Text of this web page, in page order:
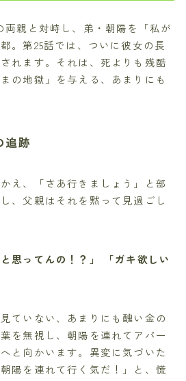
両親と対峙し、弟・朝陽を「私が
。第25話では、ついに彼女の長
れます。それは、死よりも残酷
の地獄」を与える、あまりにも
追跡
え、「さあ行きましょう」と部
、父親はそれを黙って見過ごし
思ってんの！？」
「ガキ欲しい
ていない、あまりにも醜い金の
を無視し、朝陽を連れてアパー
と向かいます。異変に気づいた
陽を連れて行く気だ！」と、慌